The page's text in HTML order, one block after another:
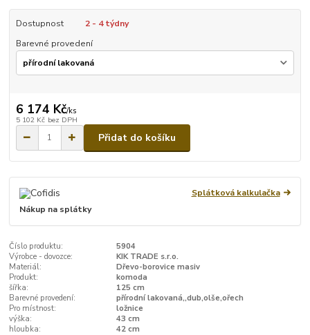
Dostupnost
2 - 4 týdny
Barevné provedení
6 174 Kč/ks
5 102 Kč bez DPH
Přidat do košíku
Splátková kalkulačka
Nákup na splátky
Číslo produktu:
5904
Výrobce - dovozce:
KIK TRADE s.r.o.
Materiál:
Dřevo-borovice masiv
Produkt:
komoda
šířka:
125 cm
Barevné provedení:
přírodní lakovaná,,dub,olše,ořech
Pro místnost:
ložnice
výška:
43 cm
hloubka:
42 cm